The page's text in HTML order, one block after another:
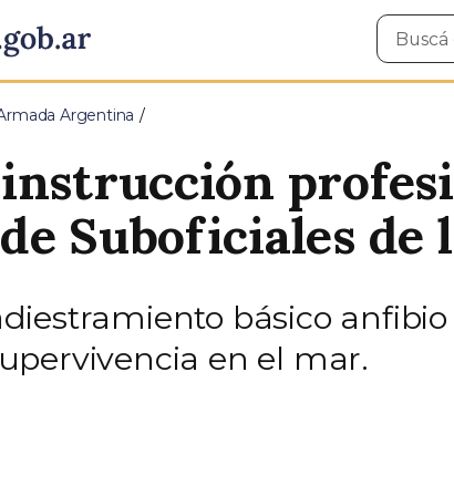
Buscar
en
Argentina
Suboficiales de
básico
en el mar.